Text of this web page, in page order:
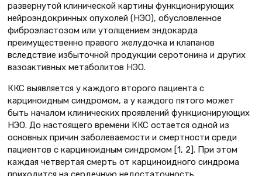
развернутой клинической картины функционирующих
нейроэндокринных опухолей (НЭО), обусловленное
фиброэластозом или утолщением эндокарда
преимущественно правого желудочка и клапанов
вследствие избыточной продукции серотонина и других
вазоактивных метаболитов НЭО.
ККС выявляется у каждого второго пациента с
карциноидным синдромом, а у каждого пятого может
быть началом клинических проявлений функционирующих
НЭО. До настоящего времени ККС остается одной из
основных причин заболеваемости и смертности среди
пациентов с карциноидным синдромом [1, 2]. При этом
каждая четвертая смерть от карциноидного синдрома